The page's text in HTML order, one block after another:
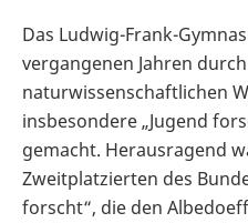
Das Ludwig-Frank-
vergangenen Jahren
naturwissenschaftlichen
insbesondere „Jugend
gemacht. Herausragend
Zweitplatzierten des
forscht“, die den